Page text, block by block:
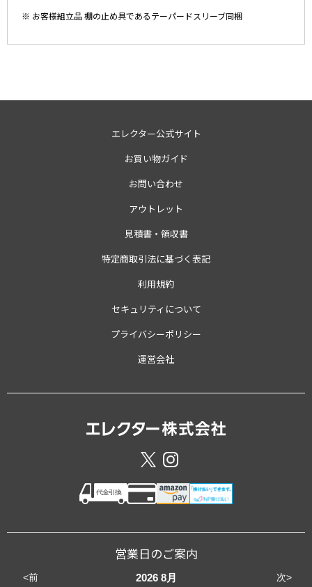
※ お客様組立品 棚の止め具であるテーパードスリーブ同梱
エレクター公式サイト
お買い物ガイド
お問い合わせ
アウトレット
見積書・領収書
特定商取引法に基づく表記
利用規約
セキュリティについて
プライバシーポリシー
運営会社
営業日のご案内
<前 次>
2026 8月